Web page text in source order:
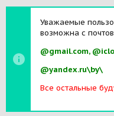
Уважаемые
возможна с
@gmail.com,
@yandex.ru\by\
Все остальные